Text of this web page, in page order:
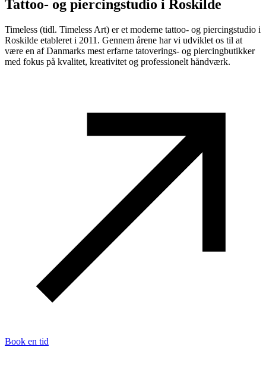
Tattoo- og piercingstudio i Roskilde
Timeless (tidl. Timeless Art) er et moderne tattoo- og piercingstudio i
Roskilde etableret i 2011. Gennem årene har vi udviklet os til at
være en af Danmarks mest erfarne tatoverings- og piercingbutikker
med fokus på kvalitet, kreativitet og professionelt håndværk.
Book en tid